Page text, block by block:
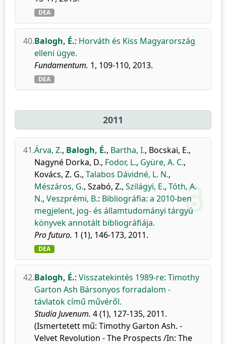
DEA
40.Balogh, É.: Horváth és Kiss Magyarország
elleni ügye.
Fundamentum. 1, 109-110, 2013.
DEA
2011
41.Árva, Z., Balogh, É., Bartha, I., Bocskai, E.,
Nagyné Dorka, D., Fodor, L., Gyüre, A. C.,
Kovács, Z. G., Talabos Dávidné, L. N.,
Mészáros, G., Szabó, Z., Szilágyi, E., Tóth, A.
N., Veszprémi, B.: Bibliográfia: a 2010-ben
megjelent, jog- és államtudományi tárgyú
könyvek annotált bibliográfiája.
Pro futuro. 1 (1), 146-173, 2011.
DEA
42.Balogh, É.: Visszatekintés 1989-re: Timothy
Garton Ash Bársonyos forradalom -
távlatok című művéről.
Studia Juvenum. 4 (1), 127-135, 2011.
(Ismertetett mű: Timothy Garton Ash. -
Velvet Revolution - The Prospects /In: The